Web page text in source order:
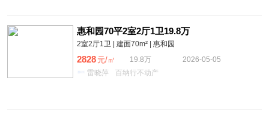
惠和园70平2室2厅1卫19.8万
2室2厅1卫 | 建面70m² | 惠和园
2828 元/㎡ 19.8万
2026-05-05
雷晓萍
百纳行不动产